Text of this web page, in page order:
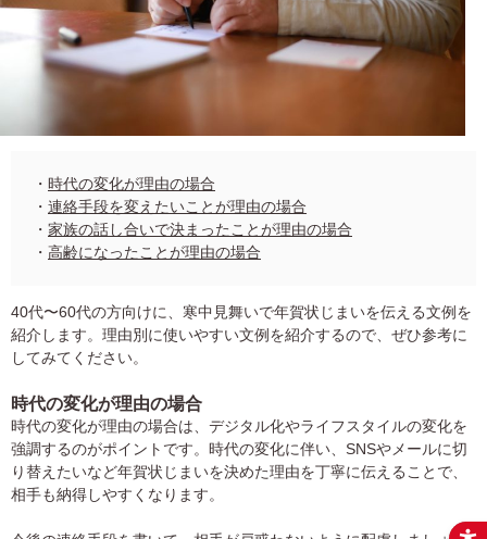
・ 時代の変化が理由の場合
・ 連絡手段を変えたいことが理由の場合
・ 家族の話し合いで決まったことが理由の場合
・ 高齢になったことが理由の場合
40代〜60代の方向けに、寒中見舞いで年賀状じまいを伝える文例を
紹介します。理由別に使いやすい文例を紹介するので、ぜひ参考に
してみてください。
時代の変化が理由の場合
時代の変化が理由の場合は、デジタル化やライフスタイルの変化を
強調するのがポイントです。時代の変化に伴い、SNSやメールに切
り替えたいなど年賀状じまいを決めた理由を丁寧に伝えることで、
相手も納得しやすくなります。